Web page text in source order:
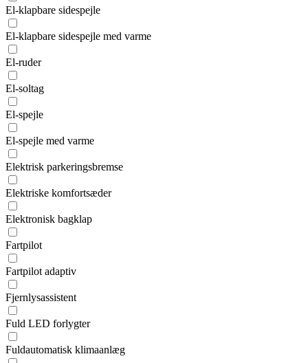
El-klapbare sidespejle
El-klapbare sidespejle med varme
El-ruder
El-soltag
El-spejle
El-spejle med varme
Elektrisk parkeringsbremse
Elektriske komfortsæder
Elektronisk bagklap
Fartpilot
Fartpilot adaptiv
Fjernlysassistent
Fuld LED forlygter
Fuldautomatisk klimaanlæg